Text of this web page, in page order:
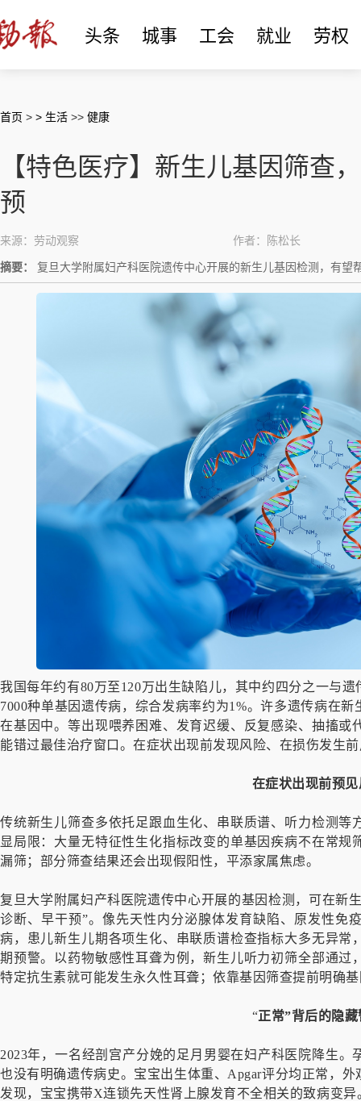
头条 城事 工会 就业 劳权
首页 > > 生活 >> 健康
【特色医疗】新生儿基因筛查
预
来源：劳动观察 作者：陈松长
摘要： 复旦大学附属妇产科医院遗传中心开展的新生儿基因检测，有
我国每年约有80万至120万出生缺陷儿，其中约四分之一与
7000种单基因遗传病，综合发病率约为1%。许多遗传病在
在基因中。等出现喂养困难、发育迟缓、反复感染、抽搐
能错过最佳治疗窗口。在症状出现前发现风险、在损伤发生
在症状出现前预见
传统新生儿筛查多依托足跟血生化、串联质谱、听力检测
显局限：大量无特征性生化指标改变的单基因疾病不在常
漏筛；部分筛查结果还会出现假阳性，平添家属焦虑。
复旦大学附属妇产科医院遗传中心开展的基因检测，可在新
诊断、早干预”。像先天性内分泌腺体发育缺陷、原发性免
病，患儿新生儿期各项生化、串联质谱检查指标大多无异
期预警。以药物敏感性耳聋为例，新生儿听力初筛全部通
特定抗生素就可能发生永久性耳聋；依靠基因筛查提前明确
“正常”背后的隐藏
2023年，一名经剖宫产分娩的足月男婴在妇产科医院降生
也没有明确遗传病史。宝宝出生体重、Apgar评分均正常，
发现，宝宝携带X连锁先天性肾上腺发育不全相关的致病变